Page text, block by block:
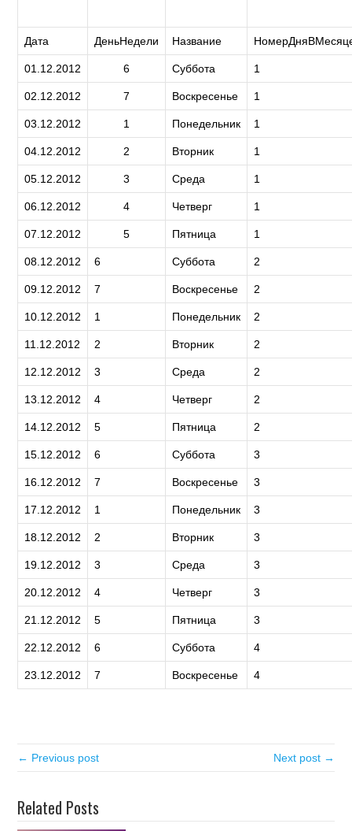
Дата ДеньНедели Название
01.12.2012 6 Суббота 1
02.12.2012 7 Воскресенье 1
03.12.2012 1 Понедельник 1
04.12.2012 2 Вторник 1
05.12.2012 3 Среда 1
06.12.2012 4 Четверг 1
07.12.2012 5 Пятница 1
08.12.2012 6 Суббота 2
09.12.2012 7 Воскресенье 2
10.12.2012 1 Понедельник 2
11.12.2012 2 Вторник 2
12.12.2012 3 Среда 2
13.12.2012 4 Четверг 2
14.12.2012 5 Пятница 2
15.12.2012 6 Суббота 3
16.12.2012 7 Воскресенье 3
17.12.2012 1 Понедельник 3
18.12.2012 2 Вторник 3
19.12.2012 3 Среда 3
20.12.2012 4 Четверг 3
21.12.2012 5 Пятница 3
22.12.2012 6 Суббота 4
23.12.2012 7 Воскресенье 4
← Previous post Next post →
Related Posts